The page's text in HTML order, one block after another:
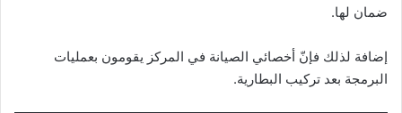
ضمان لها.
إضافة لذلك فإنّ أخصائي الصيانة في المركز يقومون بعمليات
البرمجة بعد تركيب البطارية.